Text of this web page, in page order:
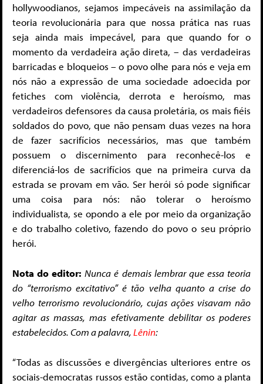
hollywoodianos, sejamos impecáveis na assimilação da
teoria revolucionária para que nossa prática nas ruas
seja ainda mais impecável, para que quando for o
momento da verdadeira ação direta, – das verdadeiras
barricadas e bloqueios – o povo olhe para nós e veja em
nós não a expressão de uma sociedade adoecida por
fetiches com violência, derrota e heroísmo, mas
verdadeiros defensores da causa proletária, os mais fiéis
soldados do povo, que não pensam duas vezes na hora
de fazer sacrifícios necessários, mas que também
possuem o discernimento para reconhecê-los e
diferenciá-los de sacrifícios que na primeira curva da
estrada se provam em vão. Ser herói só pode significar
uma coisa para nós: não tolerar o heroísmo
individualista, se opondo a ele por meio da organização
e do trabalho coletivo, fazendo do povo o seu próprio
herói.
Nota do editor: Nunca é demais lembrar que essa teoria
do “terrorismo excitativo” é tão velha quanto a crise do
velho terrorismo revolucionário, cujas ações visavam não
agitar as massas, mas efetivamente debilitar os poderes
estabelecidos. Com a palavra,Lênin:
“Todas as discussões e divergências ulteriores entre os
sociais-democratas russos estão contidas, como a planta